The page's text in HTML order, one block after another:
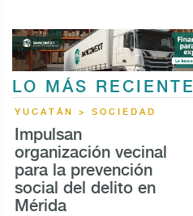
LO MÁS RECIENTE
YUCATÁN > SOCIEDAD
Impulsan
organización vecinal
para la prevención
social del delito en
Mérida